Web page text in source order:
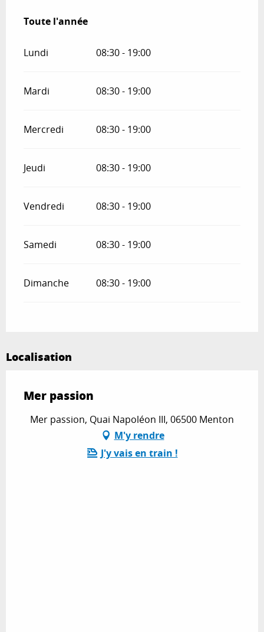
Toute l'année
Toute l'année
Lundi 08:30 - 19:00
Mardi 08:30 - 19:00
Mercredi 08:30 - 19:00
Jeudi 08:30 - 19:00
Vendredi 08:30 - 19:00
Samedi 08:30 - 19:00
Dimanche 08:30 - 19:00
Localisation
Mer passion
Mer passion, Quai Napoléon III, 06500 Menton
M'y rendre
J'y vais en train !